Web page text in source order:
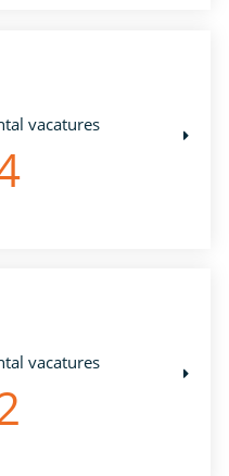
vacatures
vacatures